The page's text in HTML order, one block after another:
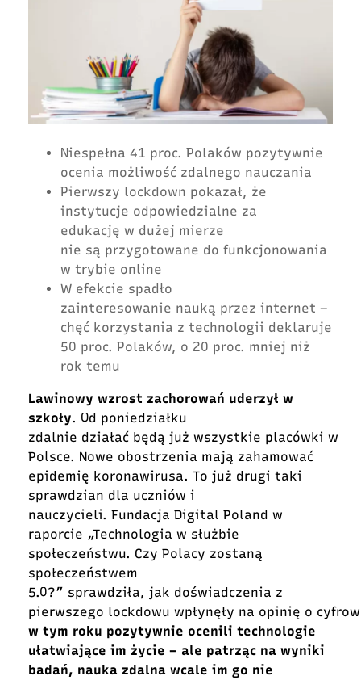
Niespełna 41 proc. Polaków pozytywnie
ocenia możliwość zdalnego nauczania
Pierwszy lockdown pokazał, że
instytucje odpowiedzialne za
edukację w dużej mierze
nie są przygotowane do funkcjonowania
w trybie online
W efekcie spadło
zainteresowanie nauką przez internet –
chęć korzystania z technologii deklaruje
50 proc. Polaków, o 20 proc. mniej niż
rok temu
Lawinowy wzrost zachorowań uderzył w
szkoły. Od poniedziałku
zdalnie działać będą już wszystkie placówki w
Polsce. Nowe obostrzenia mają zahamować
epidemię koronawirusa. To już drugi taki
sprawdzian dla uczniów i
nauczycieli. Fundacja Digital Poland w
raporcie „Technologia w służbie
społeczeństwu. Czy Polacy zostaną
społeczeństwem
5.0?” sprawdziła, jak doświadczenia z
pierwszego lockdowu wpłynęły na opinię o
w tym roku pozytywnie ocenili technologie
ułatwiające im życie – ale patrząc na wyniki
badań, nauka zdalna wcale im go nie